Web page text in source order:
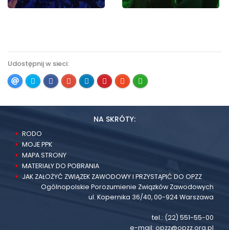
Udostępnij w sieci:
NA SKRÓTY:
RODO
MOJE PPK
MAPA STRONY
MATERIAŁY DO POBRANIA
JAK ZAŁOŻYĆ ZWIĄZEK ZAWODOWY I PRZYSTĄPIĆ DO OPZZ
Ogólnopolskie Porozumienie Związków Zawodowych
ul. Kopernika 36/40, 00-924 Warszawa
tel.: (22) 551-55-00
e-mail: opzz@opzz.org.pl